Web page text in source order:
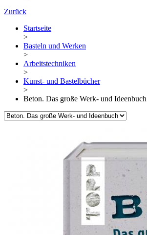
Zurück
Startseite
>
Basteln und Werken
>
Arbeitstechniken
>
Kunst- und Bastelbücher
>
Beton. Das große Werk- und Ideenbuch